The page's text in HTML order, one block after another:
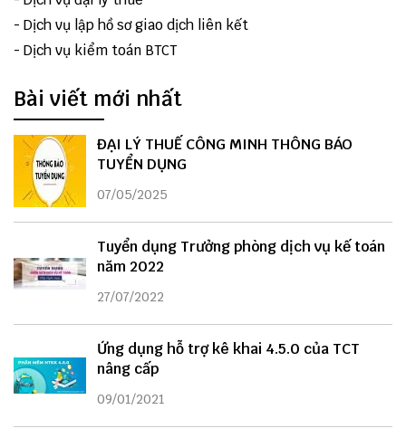
- Dịch vụ lập hồ sơ giao dịch liên kết
- Dịch vụ kiểm toán BTCT
Bài viết mới nhất
ĐẠI LÝ THUẾ CÔNG MINH THÔNG BÁO
TUYỂN DỤNG
07/05/2025
Tuyển dụng Trưởng phòng dịch vụ kế toán
năm 2022
27/07/2022
Ứng dụng hỗ trợ kê khai 4.5.0 của TCT
nâng cấp
09/01/2021